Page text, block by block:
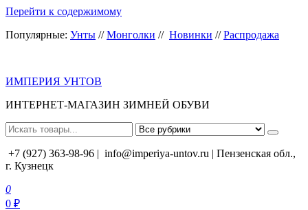
Перейти к содержимому
Популярные: Унты //Монголки // Новинки //Распродажа
ИМПЕРИЯ УНТОВ
ИНТЕРНЕТ-МАГАЗИН ЗИМНЕЙ ОБУВИ
+7 (927) 363-98-96 | info@imperiya-untov.ru | Пензенская обл.,
г. Кузнецк
0
0 ₽